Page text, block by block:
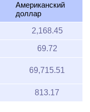
Американский
доллар
2,168.45
69.72
69,715.51
813.17